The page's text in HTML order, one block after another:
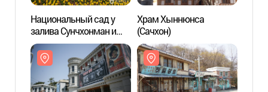
Национальный сад у
залива Сунчхонман и
водно-болотные угодья
залива Сунчхон
(순천만국가정원&
순천만습지)
Храм Хыннюнса
(Сачхон)